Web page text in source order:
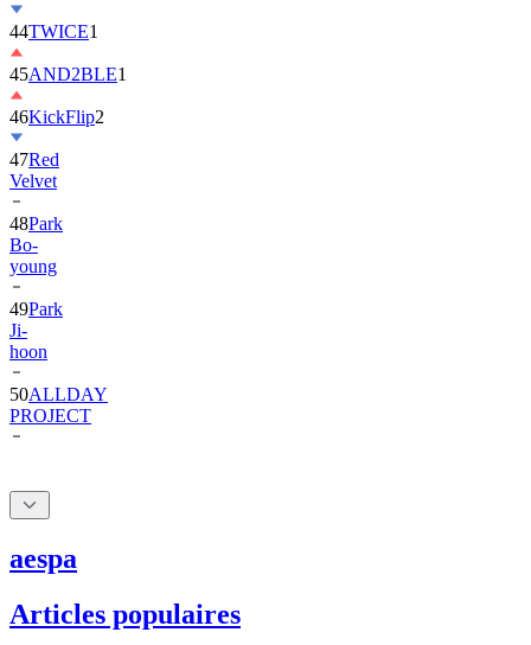
44TWICE1
45AND2BLE1
46KickFlip2
47Red
Velvet
48Park
Bo-
young
49Park
Ji-
hoon
50ALLDAY
PROJECT
aespa
Articles populaires